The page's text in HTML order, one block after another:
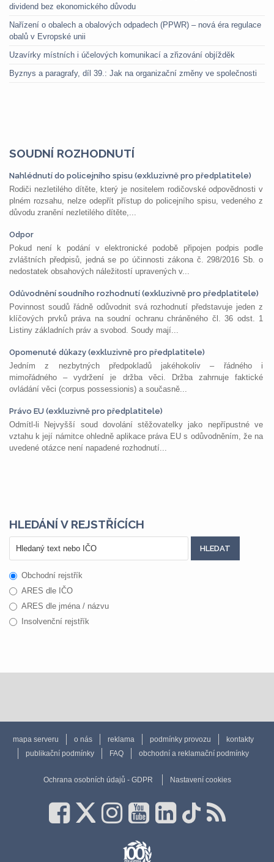
dividend bez ekonomického důvodu
Nařízení o obalech a obalových odpadech (PPWR) – nová éra regulace
obalů v Evropské unii
Uzavírky místních i účelových komunikací a zřizování objížděk
Byznys a paragrafy, díl 39.: Jak na organizační změny ve společnosti
SOUDNÍ ROZHODNUTÍ
Nahlédnutí do policejního spisu (exkluzivně pro předplatitele)
Rodiči nezletilého dítěte, který je nositelem rodičovské odpovědnosti v
plném rozsahu, nelze odepřít přístup do policejního spisu, vedeného z
důvodu zranění nezletilého dítěte,...
Odpor
Pokud není k podání v elektronické podobě připojen podpis podle
zvláštních předpisů, jedná se po účinnosti zákona č. 298/2016 Sb. o
nedostatek obsahových náležitostí upravených v...
Odůvodnění soudního rozhodnutí (exkluzivně pro předplatitele)
Povinnost soudů řádně odůvodnit svá rozhodnutí představuje jeden z
klíčových prvků práva na soudní ochranu chráněného čl. 36 odst. 1
Listiny základních práv a svobod. Soudy mají...
Opomenuté důkazy (exkluzivně pro předplatitele)
Jedním z nezbytných předpokladů jakéhokoliv – řádného i
mimořádného – vydržení je držba věci. Držba zahrnuje faktické
ovládání věci (corpus possessionis) a současně...
Právo EU (exkluzivně pro předplatitele)
Odmítl-li Nejvyšší soud dovolání stěžovatelky jako nepřípustné ve
vztahu k její námitce ohledně aplikace práva EU s odůvodněním, že na
uvedené otázce není napadené rozhodnutí...
HLEDÁNÍ V REJSTŘÍCÍCH
Obchodní rejstřík
ARES dle IČO
ARES dle jména / názvu
Insolvenční rejstřík
mapa serveru o nás reklama podmínky provozu
kontakty
publikační podmínky
FAQ obchodní a reklamační podmínky
Ochrana osobních údajů - GDPR Nastavení cookies